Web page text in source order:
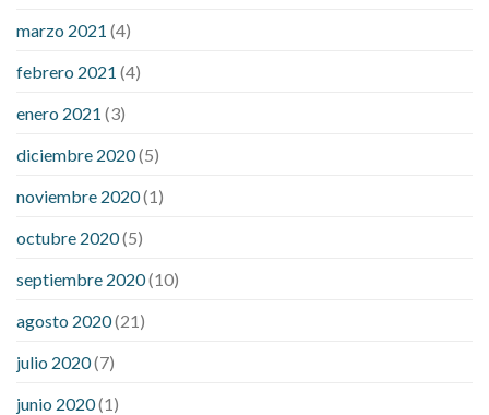
marzo 2021 (4)
febrero 2021 (4)
enero 2021 (3)
diciembre 2020(5)
noviembre 2020(1)
octubre 2020(5)
septiembre 2020(10)
agosto 2020(21)
julio 2020(7)
junio 2020(1)